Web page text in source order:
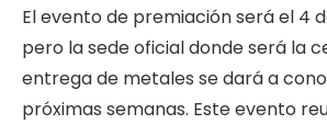
El evento de premiación será el 4
pero la sede oficial donde será la
entrega de metales se dará a
próximas semanas. Este evento